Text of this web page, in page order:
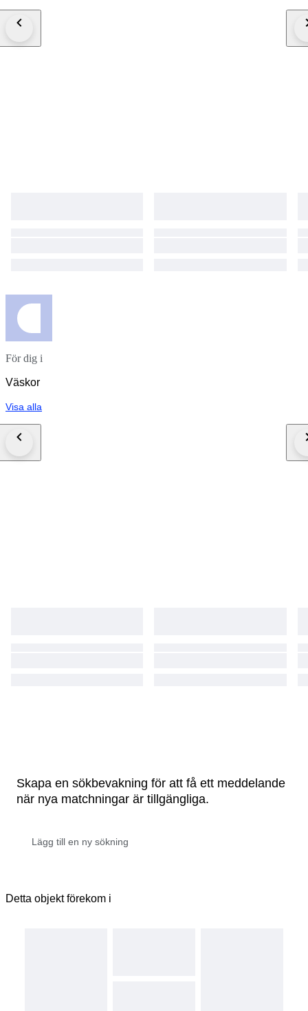
För dig i
Väskor
Visa alla
Skapa en sökbevakning för att få ett meddelande
när nya matchningar är tillgängliga.
Detta objekt förekom i